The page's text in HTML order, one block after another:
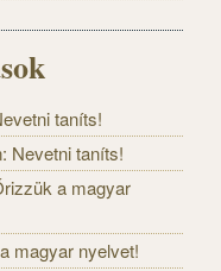
taníts!
Nevetni taníts!
a magyar
magyar nyelvet!